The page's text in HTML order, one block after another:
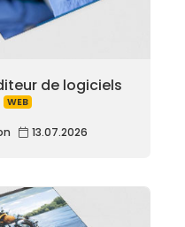
de logiciels
WEB
13.07.2026